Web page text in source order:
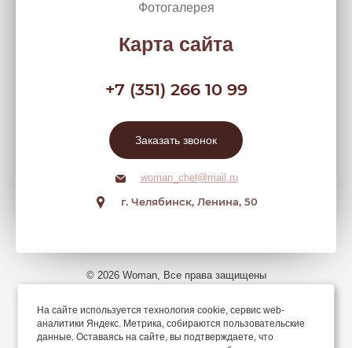
Фотогалерея
Карта сайта
+7 (351) 266 10 99
Заказать звонок
woman_chel@mail.ru
г. Челябинск, Ленина, 50
© 2026 Woman, Все права защищены
Мы в соцсетях
На сайте используется технология cookie, сервис web-
аналитики Яндекс. Метрика, собираются пользовательские
данные. Оставаясь на сайте, вы подтверждаете, что